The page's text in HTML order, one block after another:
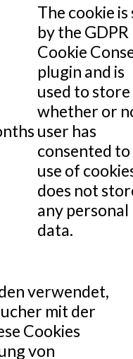
The cookie is
by the GDPR
Cookie
plugin and is
used to store
whether or
user has
consented
use of
does not
any personal
data.
verwendet,
mit der
Cookies
von